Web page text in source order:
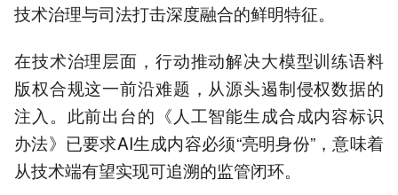
技术治理与司法打击深度融合的鲜明特征。
在技术治理层面，行动推动解决大模型训练语料
版权合规这一前沿难题，从源头遏制侵权数据的
注入。此前出台的《人工智能生成合成内容标识
办法》已要求AI生成内容必须“亮明身份”，意味着
从技术端有望实现可追溯的监管闭环。